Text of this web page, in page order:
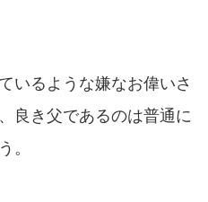
いるような嫌なお偉いさ
良き父であるのは普通に
。